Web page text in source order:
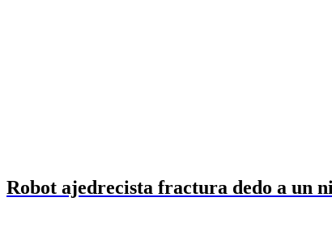
Robot ajedrecista fractura dedo a un